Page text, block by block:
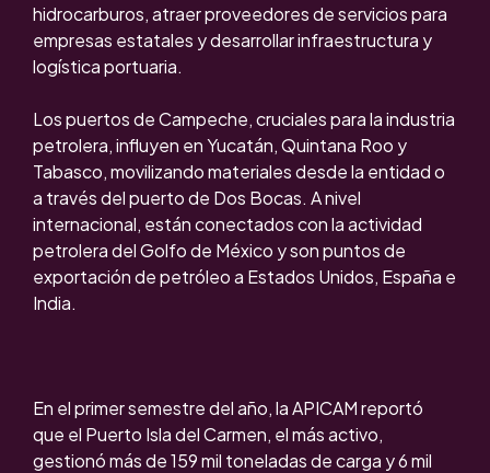
hidrocarburos, atraer proveedores de servicios para
empresas estatales y desarrollar infraestructura y
logística portuaria.
Los puertos de Campeche, cruciales para la industria
petrolera, influyen en Yucatán, Quintana Roo y
Tabasco, movilizando materiales desde la entidad o
a través del puerto de Dos Bocas. A nivel
internacional, están conectados con la actividad
petrolera del Golfo de México y son puntos de
exportación de petróleo a Estados Unidos, España e
India.
En el primer semestre del año, la APICAM reportó
que el Puerto Isla del Carmen, el más activo,
gestionó más de 159 mil toneladas de carga y 6 mil